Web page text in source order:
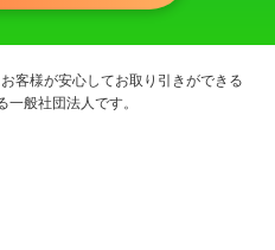
客様が安心してお取り引きができる
般社団法人です。